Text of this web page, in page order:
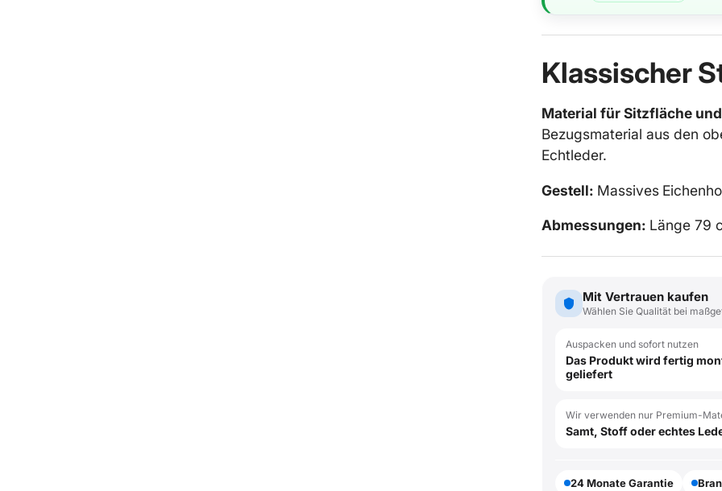
Klassischer
Material für Sitzfläche
Bezugsmaterial aus den
Echtleder.
Gestell: Massives
Abmessungen: Länge 79
Mit Vertrauen kaufen
Wählen Sie Qualität bei
Auspacken und sofort nutzen
Das Produkt wird fertig
geliefert
Wir verwenden nur Premium-
Samt, Stoff oder echtes
24 Monate Garantie